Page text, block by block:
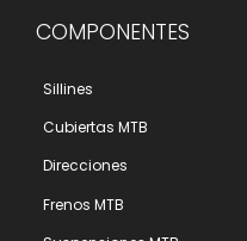
COMPONENTES
Sillines
Cubiertas MTB
Direcciones
Frenos MTB